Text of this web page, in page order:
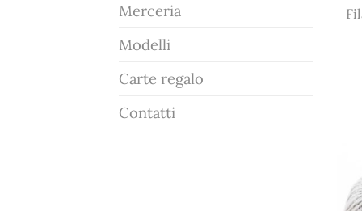
Merceria
Modelli
Carte regalo
Contatti